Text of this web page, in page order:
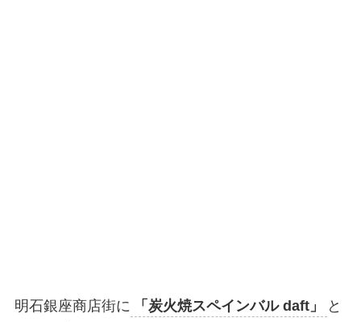
明石銀座商店街に 「炭火焼スペインバル daft」
と